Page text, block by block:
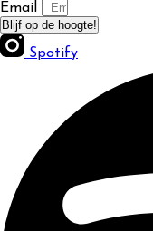
Email
Blijf op de hoogte!
Spotify